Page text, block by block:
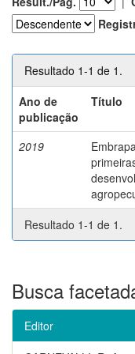
Resultado 1-1 de 1.
Ano de
publicação
Título
2019
Resultado 1-1 de 1.
Busca
Editor